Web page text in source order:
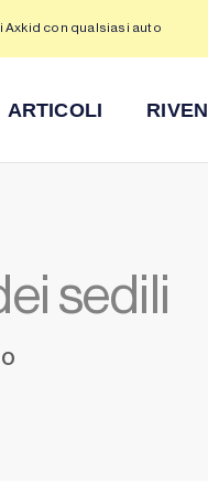
con qualsiasi auto
ARTICOLI
sedili